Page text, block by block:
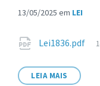
13/05/2025 em LEI
Anexos
Lei1836.pdf
LEIA MAIS